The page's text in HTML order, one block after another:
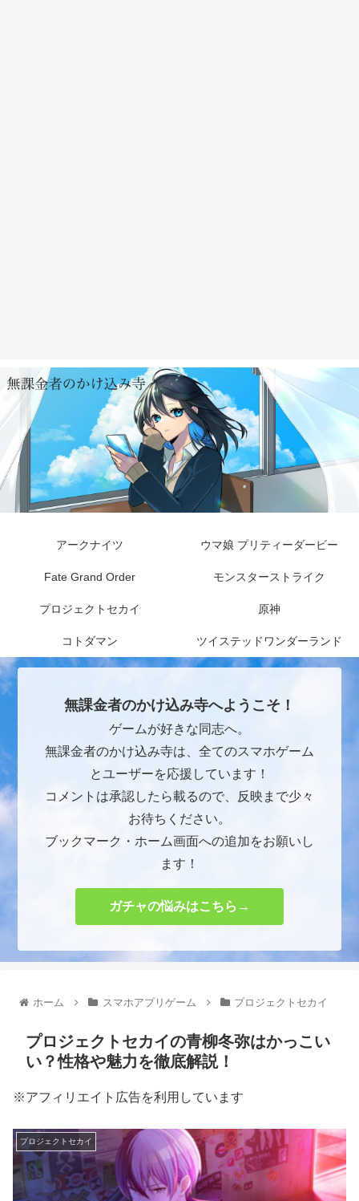
アークナイツ ウマ娘 プリティーダービー
Fate Grand Order モンスターストライク
プロジェクトセカイ 原神
コトダマン ツイステッドワンダーランド
無課金者のかけ込み寺へようこそ！
ゲームが好きな同志へ。
無課金者のかけ込み寺は、全てのスマホゲーム
とユーザーを応援しています！
コメントは承認したら載るので、反映まで少々
お待ちください。
ブックマーク・ホーム画面への追加をお願いし
ます！
ガチャの悩みはこちら→
ホーム スマホアプリゲーム プロジェクトセカイ
プロジェクトセカイの青柳冬弥はかっこい
い？性格や魅力を徹底解説！
※アフィリエイト広告を利用しています
プロジェクトセカイ